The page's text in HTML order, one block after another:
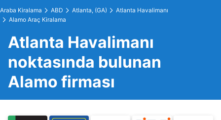
Araba Kiralama ABD Atlanta, (GA)
Atlanta Havalimanı
Alamo Araç Kiralama
Atlanta Havalimanı
noktasında bulunan
Alamo firması